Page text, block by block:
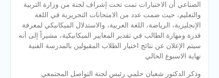
الصناعي أن الاختبارات تمت تحت إشراف لجنة من وزارة التربية
والتعليم، حيث ضمت عدد من الامتحانات التحريرية في اللغة
الإنجليزية، الرياضة، اللغة العربية، والاستدلال الميكانيكي لمعرفة
قدرة ومهارة الطالب في تقدير المعايير الميكانيكية، مشيراً إلى أنه
سيتم الإعلان عن نتائج اختيار الطلاب المقبولين بالمدرسة الفنية
نهاية الاسبوع الحالي
وذكر الدكتور شعبان حلمي رئيس لجنة التواصل المجتمعي